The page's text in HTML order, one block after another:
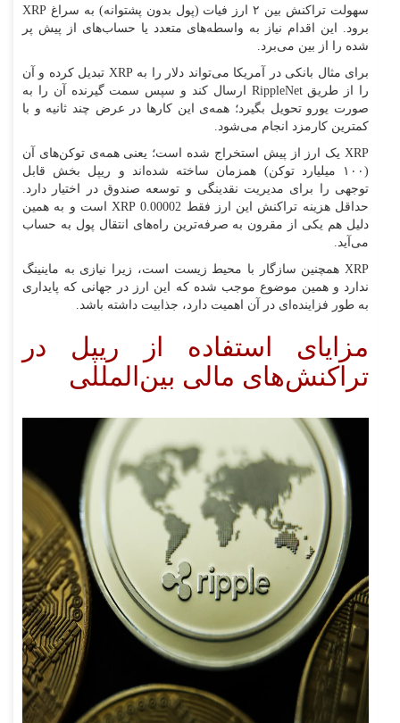
سهولت تراکنش بین ۲ ارز فیات (پول بدون پشتوانه) به سراغ XRP
برود. این اقدام نیاز به واسطه‌های متعدد یا حساب‌های از پیش پر
شده را از بین می‌برد.
برای مثال بانکی در آمریکا می‌تواند دلار را به XRP تبدیل کرده و آن
را از طریق RippleNet ارسال کند و سپس سمت گیرنده آن را به
صورت یورو تحویل بگیرد؛ همه‌ی این کارها در عرض چند ثانیه و با
کمترین کارمزد انجام می‌شود.
XRP یک ارز از پیش استخراج شده است؛ یعنی همه‌ی توکن‌های آن
(۱۰۰ میلیارد توکن) همزمان ساخته شده‌اند و ریپل بخش قابل
توجهی را برای مدیریت نقدینگی و توسعه صندوق در اختیار دارد.
حداقل هزینه تراکنش این ارز فقط 0.00002 XRP است و به همین
دلیل هم یکی از مقرون به صرفه‌ترین راه‌های انتقال پول به حساب
می‌آید.
XRP همچنین سازگار با محیط زیست است، زیرا نیازی به ماینینگ
ندارد و همین موضوع موجب شده که این ارز در جهانی که پایداری
به طور فزاینده‌ای در آن اهمیت دارد، جذابیت داشته باشد.
مزایای استفاده از ریپل در
تراکنش‌های مالی بین‌المللی